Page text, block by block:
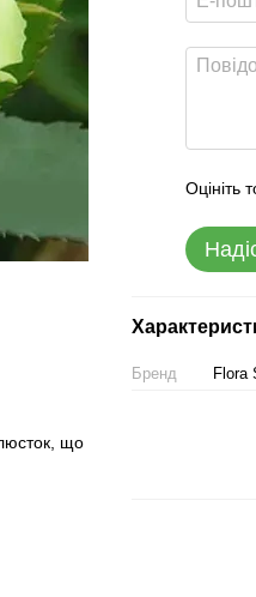
що
Оцініть
Бренд Flora